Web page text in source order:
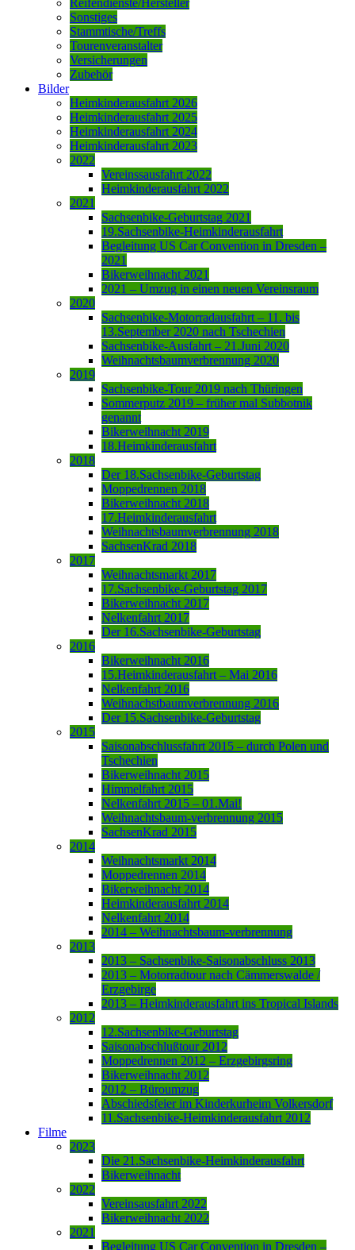
Sonstiges
Stammtische/Treffs
Tourenveranstalter
Versicherungen
Zubehör
Bilder
Heimkinderausfahrt 2026
Heimkinderausfahrt 2025
Heimkinderausfahrt 2024
Heimkinderausfahrt 2023
2022
Vereinssausfahrt 2022
Heimkinderausfahrt 2022
2021
Sachsenbike-Geburtstag 2021
19.Sachsenbike-Heimkinderausfahrt
Begleitung US Car Convention in Dresden –
2021
Bikerweihnacht 2021
2021 – Umzug in einen neuen Vereinsraum
2020
Sachsenbike-Motorradausfahrt – 11. bis
13.September 2020 nach Tschechien
Sachsenbike-Ausfahrt – 21.Juni 2020
Weihnachtsbaumverbrennung 2020
2019
Sachsenbike-Tour 2019 nach Thüringen
Sommerputz 2019 – früher mal Subbotnik
genannt
Bikerweihnacht 2019
18.Heimkinderausfahrt
2018
Der 18.Sachsenbike-Geburtstag
Moppedrennen 2018
Bikerweihnacht 2018
17.Heimkinderausfahrt
Weihnachtsbaumverbrennung 2018
SachsenKrad 2018
2017
Weihnachtsmarkt 2017
17.Sachsenbike-Geburtstag 2017
Bikerweihnacht 2017
Nelkenfahrt 2017
Der 16.Sachsenbike-Geburtstag
2016
Bikerweihnacht 2016
15.Heimkinderausfahrt – Mai 2016
Nelkenfahrt 2016
Weihnachstbaumverbrennung 2016
Der 15.Sachsenbike-Geburtstag
2015
Saisonabschlussfahrt 2015 – durch Polen und
Tschechien
Bikerweihnacht 2015
Himmelfahrt 2015
Nelkenfahrt 2015 – 01.Mai!
Weihnachtsbaum-verbrennung 2015
SachsenKrad 2015
2014
Weihnachtsmarkt 2014
Moppedrennen 2014
Bikerweihnacht 2014
Heimkinderausfahrt 2014
Nelkenfahrt 2014
2014 – Weihnachtsbaum-verbrennung
2013
2013 – Sachsenbike-Saisonabschluss 2013
2013 – Motorradtour nach Cämmerswalde /
Erzgebirge
2013 – Heimkinderausfahrt ins Tropical Islands
2012
12.Sachsenbike-Geburtstag
Saisonabschlußtour 2012
Moppedrennen 2012 – Erzgebirgsring
Bikerweihnacht 2012
2012 – Büroumzug
Abschiedsfeier im Kinderkurheim Volkersdorf
11.Sachsenbike-Heimkinderausfahrt 2012
Filme
2023
Die 21.Sachsenbike-Heimkinderausfahrt
Bikerweihnacht
2022
Vereinsausfahrt 2022
Bikerweihnacht 2022
2021
Begleitung US Car Convention in Dresden –